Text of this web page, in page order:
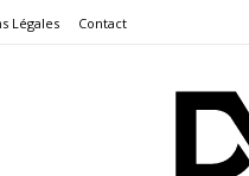
Légales Contact